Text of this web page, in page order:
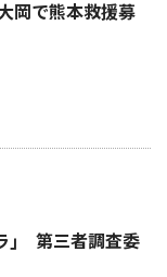
で熊本救援募
｣ 第三者調査委